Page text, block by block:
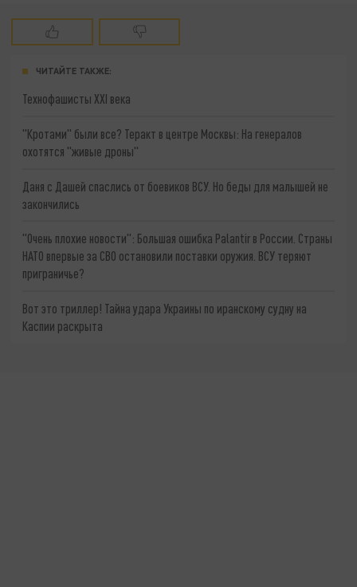
ЧИТАЙТЕ ТАКЖЕ:
Технофашисты XXI века
"Кротами" были все? Теракт в центре Москвы: На генералов
охотятся "живые дроны"
Даня с Дашей спаслись от боевиков ВСУ. Но беды для малышей не
закончились
"Очень плохие новости": Большая ошибка Palantir в России. Страны
НАТО впервые за СВО остановили поставки оружия. ВСУ теряют
приграничье?
Вот это триллер! Тайна удара Украины по иранскому судну на
Каспии раскрыта